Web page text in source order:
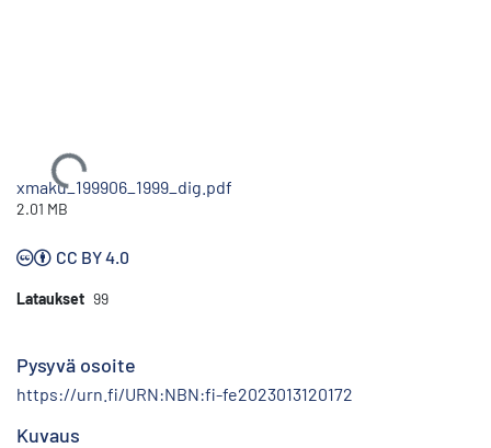
Ladataan...
xmaku_199906_1999_dig.pdf
2.01 MB
CC BY 4.0
Lataukset 99
Pysyvä osoite
https://urn.fi/URN:NBN:fi-fe2023013120172
Kuvaus